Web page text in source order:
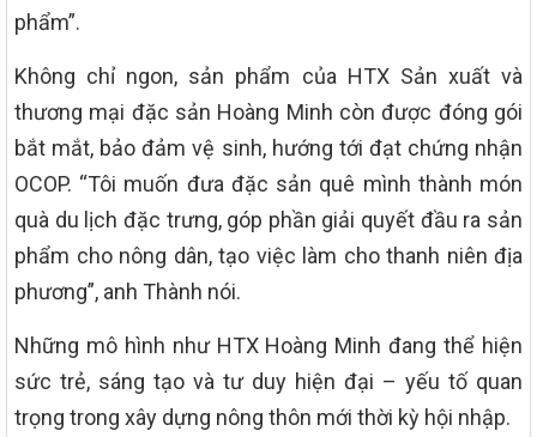
phẩm”.
Không chỉ ngon, sản phẩm của HTX Sản xuất và
thương mại đặc sản Hoàng Minh còn được đóng gói
bắt mắt, bảo đảm vệ sinh, hướng tới đạt chứng nhận
OCOP. “Tôi muốn đưa đặc sản quê mình thành món
quà du lịch đặc trưng, góp phần giải quyết đầu ra sản
phẩm cho nông dân, tạo việc làm cho thanh niên địa
phương”, anh Thành nói.
Những mô hình như HTX Hoàng Minh đang thể hiện
sức trẻ, sáng tạo và tư duy hiện đại – yếu tố quan
trọng trong xây dựng nông thôn mới thời kỳ hội nhập.